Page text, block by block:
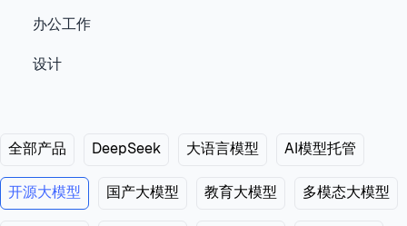
办公工作
设计
全部产品 DeepSeek 大语言模型 AI模型托管
开源大模型 国产大模型 教育大模型 多模态大模型